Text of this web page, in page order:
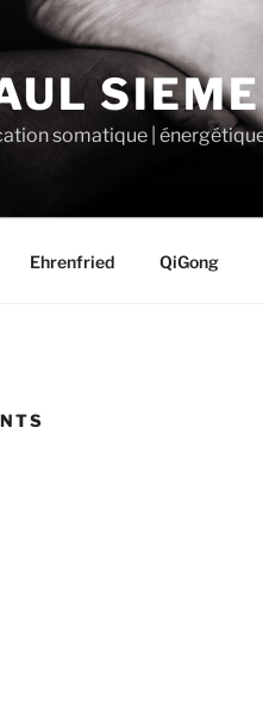
somatique |
Ehrenfried QiGong